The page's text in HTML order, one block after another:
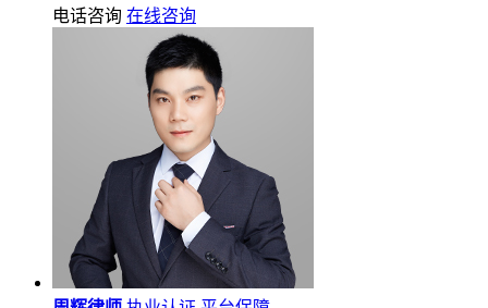
电话咨询 在线咨询